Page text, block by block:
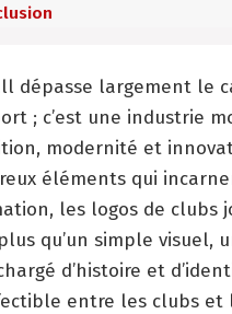
dépasse largement le
; c’est une industrie
modernité et
éléments qui
les logos de clubs
qu’un simple visuel,
d’histoire et
entre les clubs et